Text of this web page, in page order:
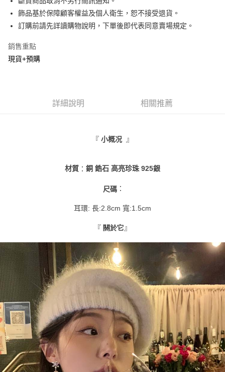
街口支付
AFTEE先享後付
１．簡單：不需註冊會員、不需綁卡、不需儲值。
【「AFTEE先享後付」結帳流程】
２．訂單成立數日內，您將收到繳費通知簡訊。
ATM／網路銀行／等多元方式進行付款，方視為交易完成。
購買商品的店家。未經商家同意取消之訂單仍視為有效，需透過AFTEE先享
※ 交易是否成功請以「AFTEE先享後付 」之結帳頁面顯示為準，若有關於
是否繳費成功／繳費後需取消欲退款等相關疑問，請聯繫「AFTEE先享後付
１．透過由恩沛科技股份有限公司提供之「AFTEE先享後付」服務完成之交
易，需依本服務之必要範圍內提供個人資料，並將交易相關給付款項請求債
權轉讓予恩沛科技股份有限公司。
２．關於個人資料處理事宜，請瀏覽以下網址：
https://aftee.tw/terms/#terms3
３．未成年的使用者請事先徵得法定代理人或監護人之同意方可使用
「AFTEE先享後付」，若未經同意申辦者引起之損失，本公司不負相關責
任。
４．使用「AFTEE先享後付」時，將依據個別帳號之用戶狀況，依本公司即
時審查核予不同之上限額度；若仍有額度不足之情形，本公司將視審查結果
請求用戶進行身份認證。
５．嚴禁一人註冊多個帳號或使用他人資訊註冊。若發現惡意使用之情形，
每筆NT$120，滿NT$1,500(含以上)免運費
每筆NT$110，滿NT$1,500(含以上)免運費
7-11取貨付款
每筆NT$120，滿NT$1,500(含以上)免運費
付款後7-11取貨
每筆NT$110，滿NT$1,500(含以上)免運費
新竹物流宅配
每筆NT$100，滿NT$1,200(含以上)免運費
離島配送
每筆NT$180
飾品基於保障顧客權益及個人衛生，恕不接受退貨。
訂購前請先詳讀購物說明，下單後即代表同意賣場規定。
銷售重點
現貨+預購
詳細說明 相關推薦
『 小概况 』
材質 ： 銅 鋯石 高亮珍珠 925銀
尺碼 ：
耳環: 長:2.8cm 寬:1.5cm
『 關於它 』